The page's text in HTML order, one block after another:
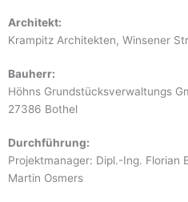
Architekt:
Krampitz Architekten, Winsener
Bauherr:
Höhns Grundstücksverwaltungs
27386 Bothel
Durchführung:
Projektmanager: Dipl.-Ing. Florian
Martin Osmers